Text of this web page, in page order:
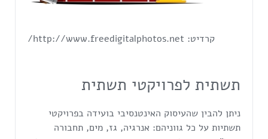
קרדיט: http://www.freedigitalphotos.net/
תשתית לפרויקטי תשתית
ניתן להבין שהעיסוק האינטנסיבי בועידה בפרויקטי
תשתיות על כל גווניהם: אנרגיה, גז, מים, תחבורה